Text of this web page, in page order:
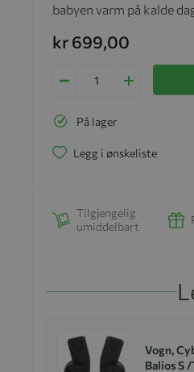
babyen varm på kalde
kr 699,00
På lager
Legg i ønskeliste
Tilgjengelig
umiddelbart
Vogn,
Balios S